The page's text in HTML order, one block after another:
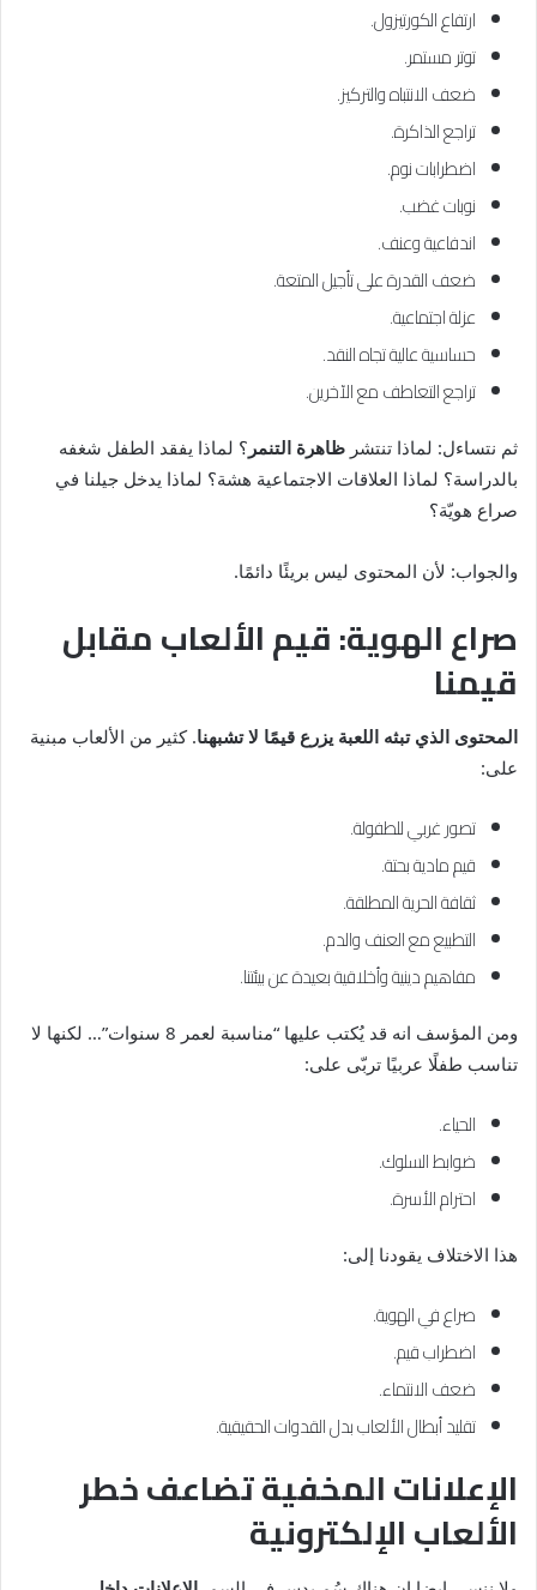
ارتفاع الكورتيزول.
توتر مستمر.
ضعف الانتباه والتركيز.
تراجع الذاكرة.
اضطرابات نوم.
نوبات غضب.
اندفاعية وعنف.
ضعف القدرة على تأجيل المتعة.
عزلة اجتماعية.
حساسية عالية تجاه النقد.
تراجع التعاطف مع الآخرين.
ثم نتساءل: لماذا تنتشر ظاهرة التنمر ؟ لماذا يفقد الطفل شغفه
بالدراسة؟ لماذا العلاقات الاجتماعية هشة؟ لماذا يدخل جيلنا في
صراع هويّة؟
والجواب: لأن المحتوى ليس بريئًا دائمًا.
صراع الهوية: قيم الألعاب مقابل
قيمنا
المحتوى الذي تبثه اللعبة يزرع قيمًا لا تشبهنا. كثير من الألعاب مبنية
على:
تصور غربي للطفولة.
قيم مادية بحتة.
ثقافة الحرية المطلقة.
التطبيع مع العنف والدم.
مفاهيم دينية وأخلاقية بعيدة عن بيئتنا.
ومن المؤسف انه قد يُكتب عليها “مناسبة لعمر 8 سنوات”… لكنها لا
تناسب طفلًا عربيًا تربّى على:
الحياء.
ضوابط السلوك.
احترام الأسرة.
هذا الاختلاف يقودنا إلى:
صراع في الهوية.
اضطراب قيم.
ضعف الانتماء.
تقليد أبطال الألعاب بدل القدوات الحقيقية.
الإعلانات المخفية تضاعف خطر
الألعاب الإلكترونية